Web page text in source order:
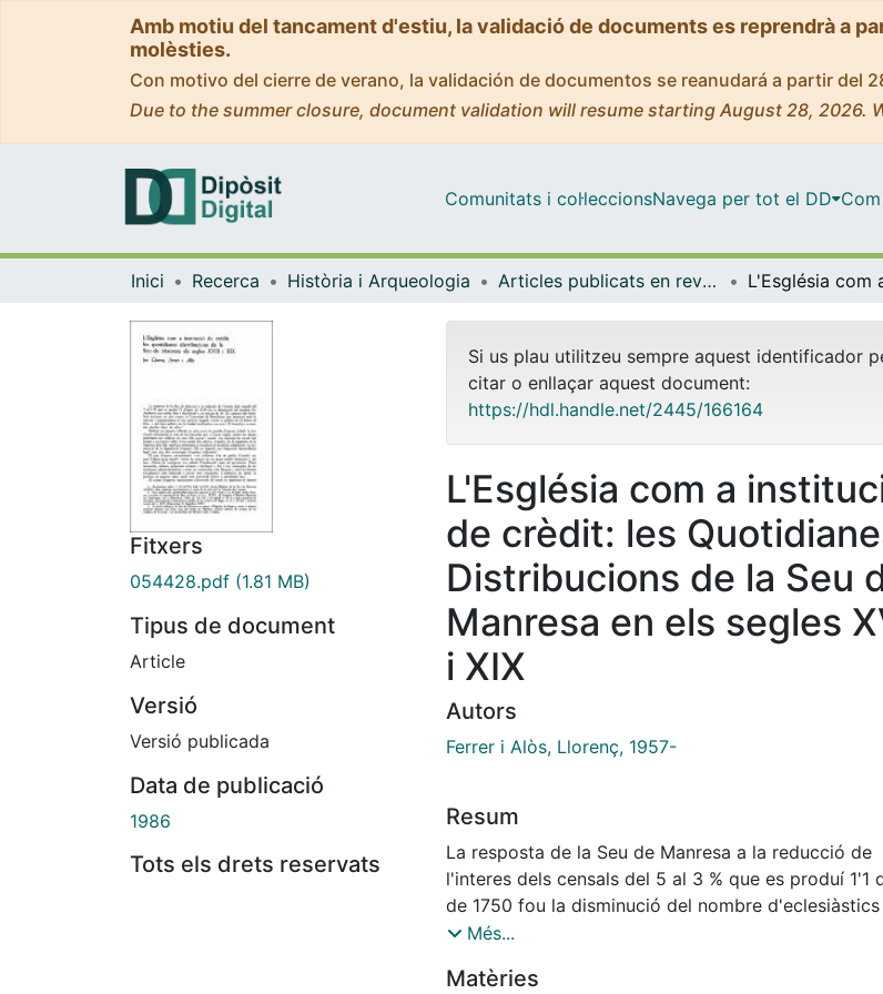
Amb motiu del tancament d'estiu, la validació de documents es reprendrà a
molèsties.
Con motivo del cierre de verano, la validación de documentos se reanudará a partir del
Due to the summer closure, document validation will resume starting August 28, 2026.
Comunitats i col·leccionsNavega per tot el DD
Inici Recerca Història i Arqueologia Articles publicats en revistes (Història i Arqueologia)
Fitxers
054428.pdf (1.81 MB)
Tipus de document
Article
Versió
Versió publicada
Data de publicació
1986
Tots els drets reservats
Si us plau utilitzeu sempre aquest identificador
citar o enllaçar aquest document:
https://hdl.handle.net/2445/166164
L'Església com a
de crèdit: les
Distribucions de la Seu
Manresa en els segles
i XIX
Autors
Ferrer i Alòs, Llorenç, 1957-
Resum
La resposta de la Seu de Manresa a la reducció de
l'interes dels censals del 5 al 3 % que es produí 1'1
de 1750 fou la disminució del nombre
tenien dret a distribució a un màxim de 50. Els
Beneficiats per desacord amb la mesura i
Més...
Matèries